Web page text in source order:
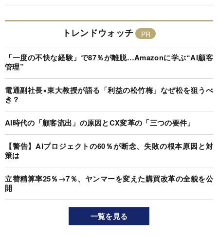
トレンドウォッチ
「一度の不快な経験」で87％が離脱…Amazonに学ぶ“AI顧客
管理”
電通副社長×東大教授が語る「利益の松竹梅」なぜ松を狙うべ
き？
AI時代の「顧客流出」の原因とCX変革の「三つの要件」
【警告】AIプロジェクトの60％が断念、失敗の根本原因と対
策は
立替精算率25％→7％、ヤンマーを変えた購買改革の全貌を公
開
一覧を見る